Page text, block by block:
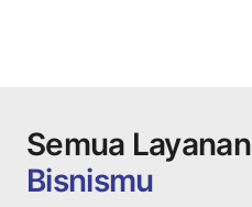
Semua Layanan
Bisnismu